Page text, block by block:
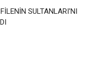
SULTANLARI'NI